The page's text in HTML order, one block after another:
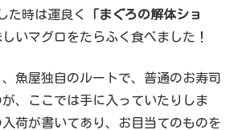
た時は運良く
「まぐろの解体ショ
いマグロをたらふく食べました！
魚屋独自のルートで、普通のお寿司
、ここでは手に入っていたりしま
荷が書いてあり、お目当てのものを